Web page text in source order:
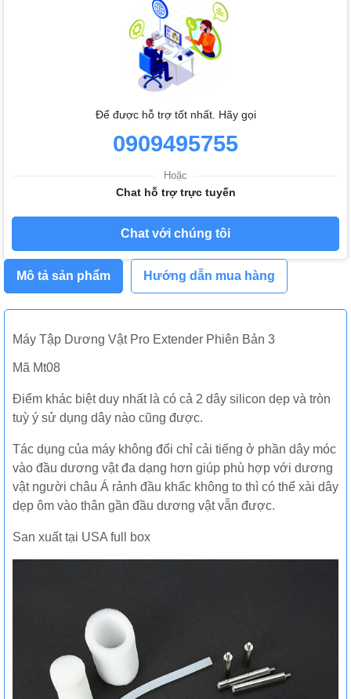
Để được hỗ trợ tốt nhất. Hãy gọi
0909495755
Hoặc
Chat hỗ trợ trực tuyến
Chat với chúng tôi
Mô tả sản phẩm Hướng dẫn mua hàng
Máy Tập Dương Vật Pro Extender Phiên Bản 3
Mã Mt08
Điểm khác biệt duy nhất là có cả 2 dây silicon dẹp và tròn
tuỳ ý sử dụng dây nào cũng được.
Tác dụng của máy không đổi chỉ cải tiếng ở phần dây móc
vào đầu dương vật đa dạng hơn giúp phù hợp với dương
vật người châu Á rảnh đầu khấc không to thì có thể xài dây
dẹp ôm vào thân gần đầu dương vật vẫn được.
San xuất tại USA full box